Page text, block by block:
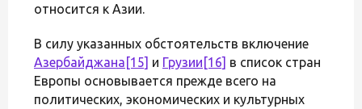
относится к Азии.
В силу указанных обстоятельств включение
Азербайджана [15] и Грузии [16] в список стран
Европы основывается прежде всего на
политических, экономических и культурных